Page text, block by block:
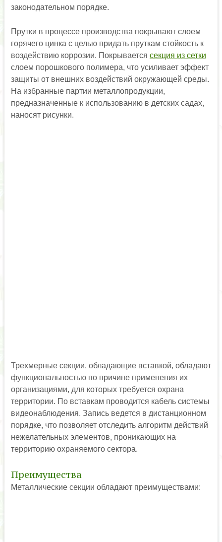
законодательном порядке.
Прутки в процессе производства покрывают слоем
горячего цинка с целью придать пруткам стойкость к
воздействию коррозии. Покрывается секция из сетки
слоем порошкового полимера, что усиливает эффект
защиты от внешних воздействий окружающей среды.
На избранные партии металлопродукции,
предназначенные к использованию в детских садах,
наносят рисунки.
Трехмерные секции, обладающие вставкой, обладают
функциональностью по причине применения их
организациями, для которых требуется охрана
территории. По вставкам проводится кабель системы
видеонаблюдения. Запись ведется в дистанционном
порядке, что позволяет отследить алгоритм действий
нежелательных элементов, проникающих на
территорию охраняемого сектора.
Преимущества
Металлические секции обладают преимуществами: